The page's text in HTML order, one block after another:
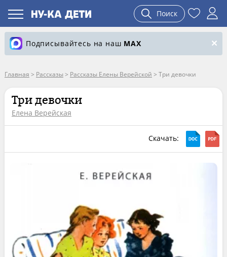
Поиск
Подписывайтесь на наш MAX
Главная > Рассказы > Рассказы Елены Верейской > Три девочки
Три девочки
Елена Верейская
Скачать: